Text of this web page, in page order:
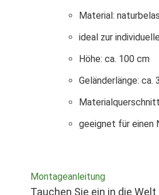
Material:
ideal zur
Höhe: ca. 100 cm
Geländerlänge: ca.
geeignet für einen
Montageanleitung
Tauchen Sie ein in die